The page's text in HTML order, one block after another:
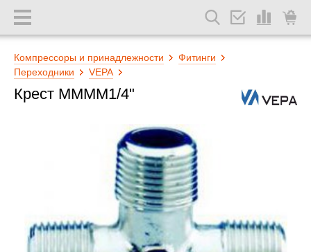
Компрессоры и принадлежности
Фитинги
Переходники
VEPA
Крест МММM1/4"